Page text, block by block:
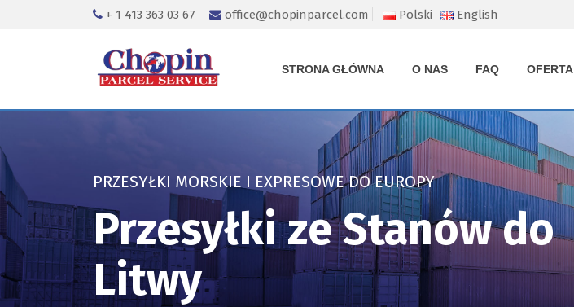
+ 1 413 363 03 67 office@chopinparcel.com Polski English
STRONA GŁÓWNA O NAS FAQ OFERTA
PRZESYŁKI MORSKIE I EXPRESOWE DO EUROPY
Przesyłki ze Stanów do
Litwy